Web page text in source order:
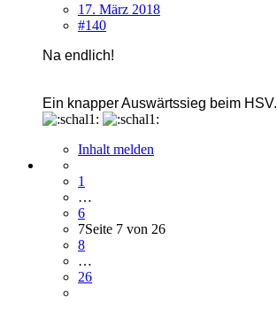
17. März 2018
#140
Na endlich!
Ein knapper Auswärtssieg beim HSV.
Inhalt melden
1
…
6
7Seite 7 von 26
8
…
26